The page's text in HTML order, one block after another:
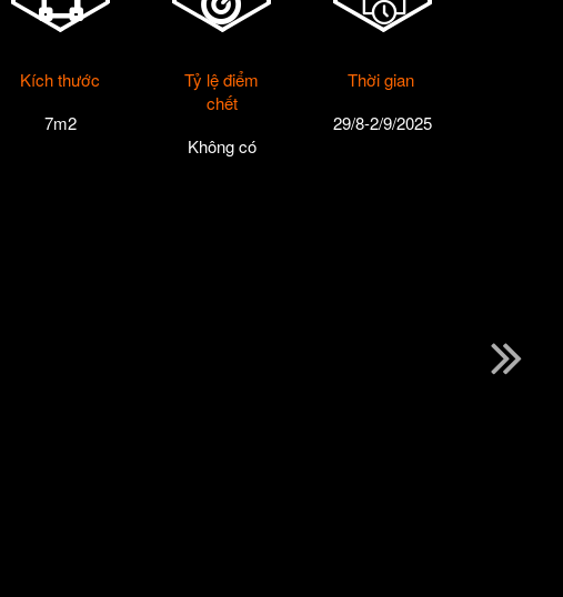
Kích thước
7m2
Tỷ lệ điểm
chết
Không có
Thời gian
29/8-2/9/2025